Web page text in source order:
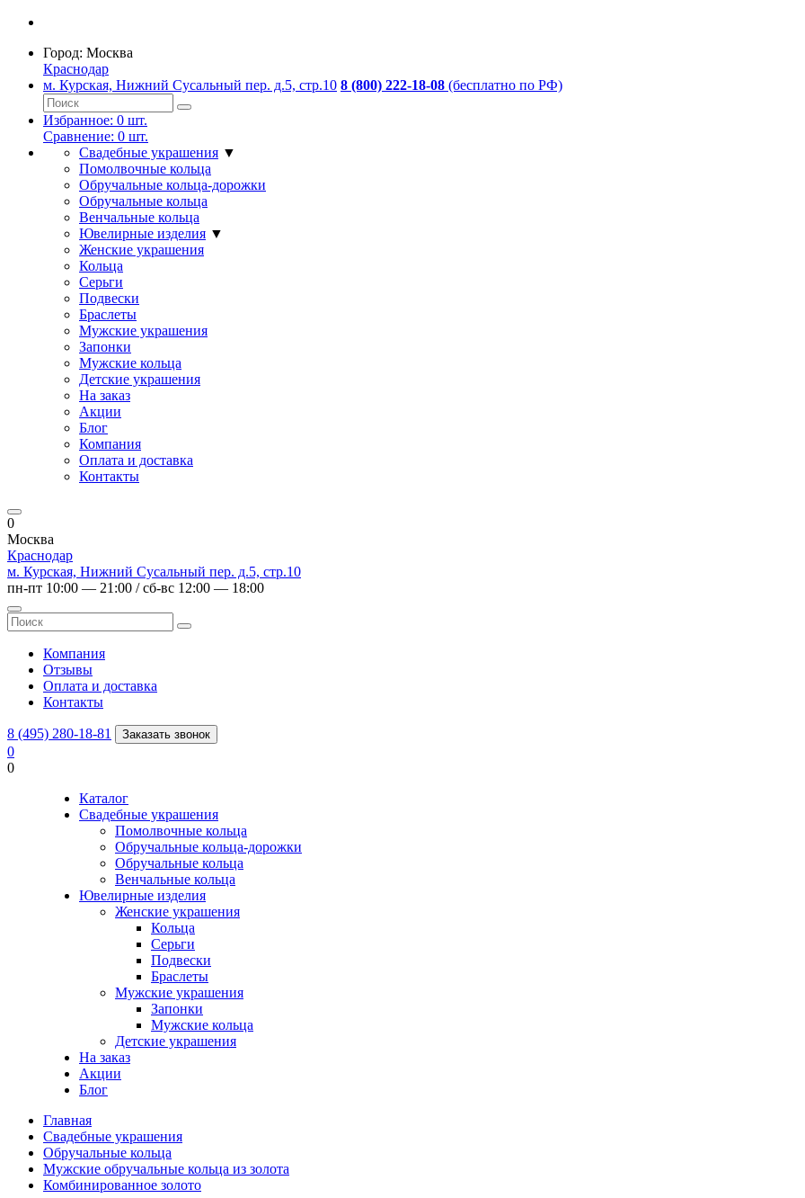
Город: Москва
Краснодар
м. Курская, Нижний Сусальный пер. д.5, стр.10 8 (800) 222-18-08 (бесплатно по РФ)
Избранное: 0 шт.
Сравнение: 0 шт.
Свадебные украшения ▼
Помолвочные кольца
Обручальные кольца-дорожки
Обручальные кольца
Венчальные кольца
Ювелирные изделия ▼
Женские украшения
Кольца
Серьги
Подвески
Браслеты
Мужские украшения
Запонки
Мужские кольца
Детские украшения
На заказ
Акции
Блог
Компания
Оплата и доставка
Контакты
0
Москва
Краснодар
м. Курская, Нижний Сусальный пер. д.5, стр.10
пн-пт 10:00 — 21:00 / сб-вс 12:00 — 18:00
Компания
Отзывы
Оплата и доставка
Контакты
8 (495) 280-18-81 Заказать звонок
0
0
Каталог
Свадебные украшения
Помолвочные кольца
Обручальные кольца-дорожки
Обручальные кольца
Венчальные кольца
Ювелирные изделия
Женские украшения
Кольца
Серьги
Подвески
Браслеты
Мужские украшения
Запонки
Мужские кольца
Детские украшения
На заказ
Акции
Блог
Главная
Свадебные украшения
Обручальные кольца
Мужские обручальные кольца из золота
Комбинированное золото